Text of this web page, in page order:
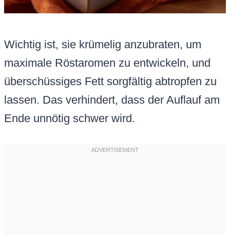
Wichtig ist, sie krümelig anzubraten, um
maximale Röstaromen zu entwickeln, und
überschüssiges Fett sorgfältig abtropfen zu
lassen. Das verhindert, dass der Auflauf am
Ende unnötig schwer wird.